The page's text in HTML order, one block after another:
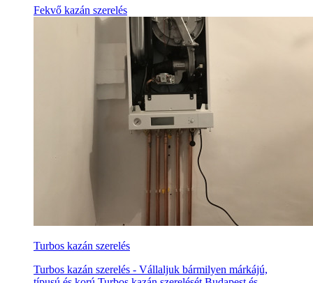
Fekvő kazán szerelés
Turbos kazán szerelés
Turbos kazán szerelés - Vállaljuk bármilyen márkájú,